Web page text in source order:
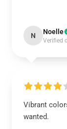
N Noelle
Verified
Vibrant
wanted.